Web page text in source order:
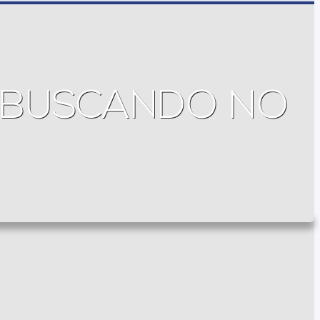
NO